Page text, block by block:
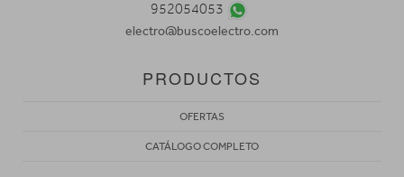
952054053
electro@buscoelectro.com
PRODUCTOS
OFERTAS
CATÁLOGO COMPLETO